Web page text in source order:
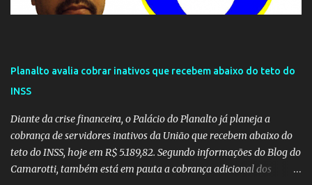
Planalto avalia cobrar inativos que recebem abaixo do teto do
INSS
Diante da crise financeira, o Palácio do Planalto já planeja a
cobrança de servidores inativos da União que recebem abaixo do
teto do INSS, hoje em R$ 5.189,82. Segundo informações do Blog do
Camarotti, também está em pauta a cobrança adicional dos